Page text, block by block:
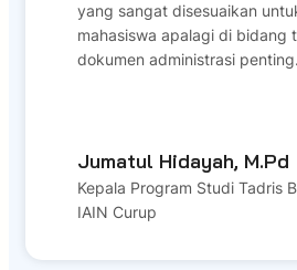
yang sangat disesuaikan
mahasiswa apalagi di bidang
dokumen administrasi
Jumatul Hidayah, M.Pd
Kepala Program Studi Tadris
IAIN Curup